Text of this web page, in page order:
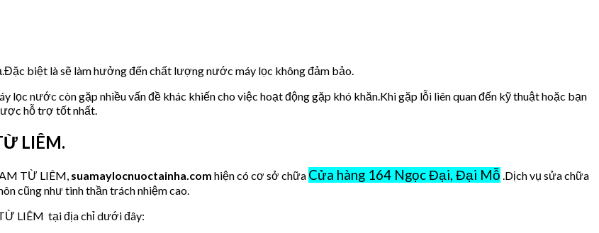
biệt là sẽ làm hưởng đến chất lượng nước máy lọc không đảm bảo.
lọc nước còn gặp nhiều vấn đề khác khiến cho việc hoạt động gặp khó khăn.Khi gặp lỗi liên quan đến kỹ thuật hoặc bạn
hỗ trợ tốt nhất.
LIÊM.
TỪ LIÊM, suamaylocnuoctainha.com hiện có cơ sở chữa Cửa hàng 164 Ngọc Đại, Đại Mỗ .Dịch vụ sửa chữa
cũng như tinh thần trách nhiệm cao.
LIÊM tại địa chỉ dưới đây: